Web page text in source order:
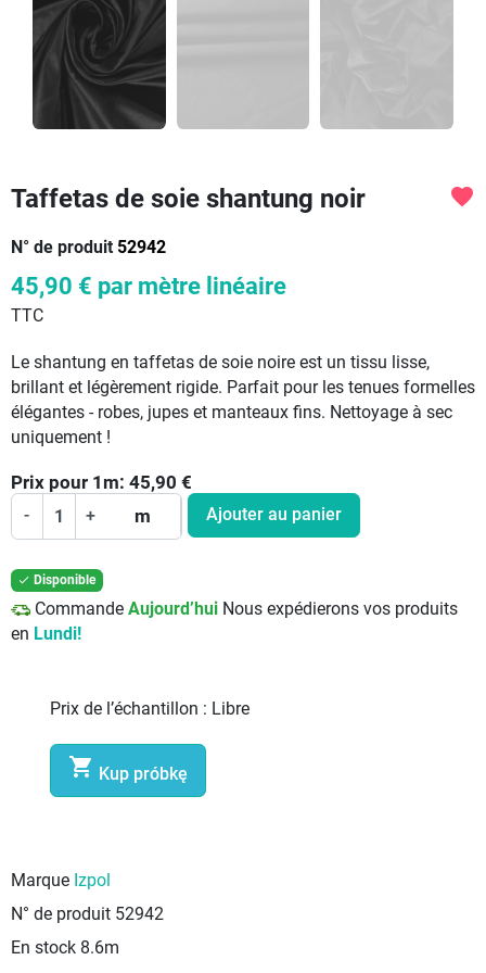
Taffetas de soie shantung noir
N° de produit 52942
favorite
45,90 € par mètre linéaire
TTC
Le shantung en taffetas de soie noire est un tissu lisse,
brillant et légèrement rigide. Parfait pour les tenues formelles
élégantes - robes, jupes et manteaux fins. Nettoyage à sec
uniquement !
Prix pour 1 m: 45,90 €
- + m Ajouter au panier
 Disponible
Commande Aujourd’hui Nous expédierons vos produits
en Lundi!
Prix de l’échantillon : Libre
 Kup próbkę
Marque Izpol
N° de produit 52942
En stock 8.6m